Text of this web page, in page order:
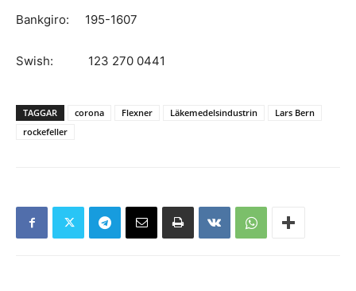
Bankgiro: 195-1607
Swish: 123 270 0441
TAGGAR corona Flexner Läkemedelsindustrin
Lars Bern
rockefeller